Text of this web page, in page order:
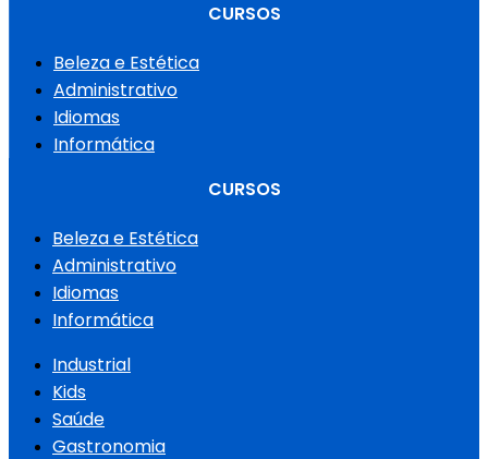
CURSOS
Beleza e Estética
Administrativo
Idiomas
Informática
CURSOS
Beleza e Estética
Administrativo
Idiomas
Informática
Industrial
Kids
Saúde
Gastronomia